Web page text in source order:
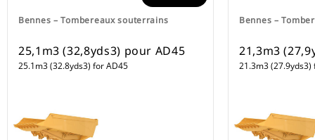
Bennes – Tombereaux souterrains
25,1m3 (32,8yds3) pour AD45
25.1m3 (32.8yds3) for AD45
Bennes –
21,3m3
21.3m3 (27.9yds3)